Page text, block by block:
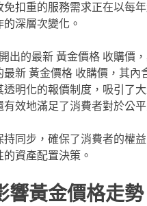
扣重的服務需求正在以每
深層次變化。
出的最新 黃金價格 收購價
新 黃金價格 收購價，其
明化的報價制度，吸引了
效地滿足了消費者對於公平
同步，確保了消費者的權
資產配置決策。
響黃金價格走勢